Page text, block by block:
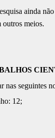
ainda
outros meios.
nas seguintes
12;